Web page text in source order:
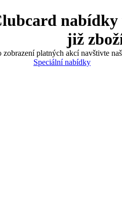
již
zobrazení platných akcí navštivte
Speciální nabídky